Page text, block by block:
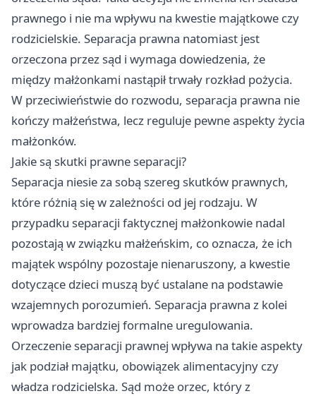
prawnego i nie ma wpływu na kwestie majątkowe czy
rodzicielskie. Separacja prawna natomiast jest
orzeczona przez sąd i wymaga dowiedzenia, że
między małżonkami nastąpił trwały rozkład pożycia.
W przeciwieństwie do rozwodu, separacja prawna nie
kończy małżeństwa, lecz reguluje pewne aspekty życia
małżonków.
Jakie są skutki prawne separacji?
Separacja niesie za sobą szereg skutków prawnych,
które różnią się w zależności od jej rodzaju. W
przypadku separacji faktycznej małżonkowie nadal
pozostają w związku małżeńskim, co oznacza, że ich
majątek wspólny pozostaje nienaruszony, a kwestie
dotyczące dzieci muszą być ustalane na podstawie
wzajemnych porozumień. Separacja prawna z kolei
wprowadza bardziej formalne uregulowania.
Orzeczenie separacji prawnej wpływa na takie aspekty
jak podział majątku, obowiązek alimentacyjny czy
władza rodzicielska. Sąd może orzec, który z